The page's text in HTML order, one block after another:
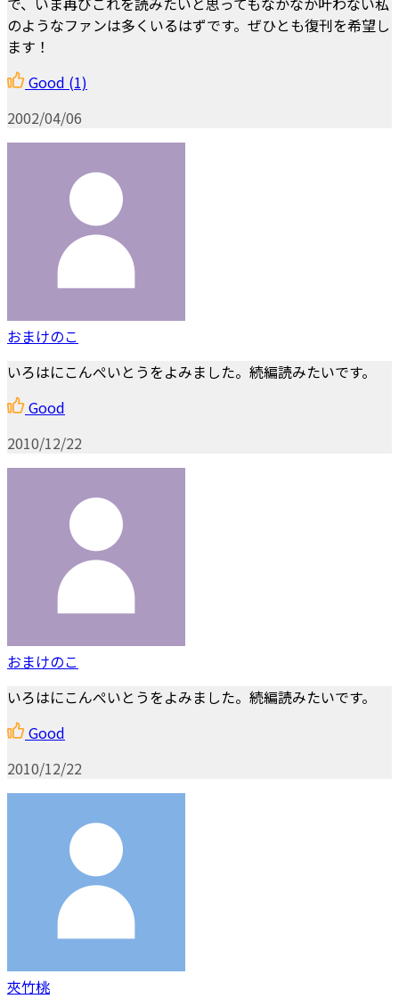
のようなファンは多くいるはずです。ぜひとも復刊を希望し
ます！
Good (1)
2002/04/06
おまけのこ
いろはにこんぺいとうをよみました。続編読みたいです。
Good
2010/12/22
おまけのこ
いろはにこんぺいとうをよみました。続編読みたいです。
Good
2010/12/22
夾竹桃